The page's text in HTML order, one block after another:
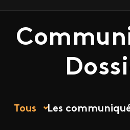
Tous Les